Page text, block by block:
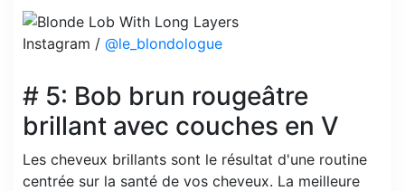
Instagram / @le_blondologue
# 5: Bob brun rougeâtre
brillant avec couches en V
Les cheveux brillants sont le résultat d'une routine
centrée sur la santé de vos cheveux. La meilleure